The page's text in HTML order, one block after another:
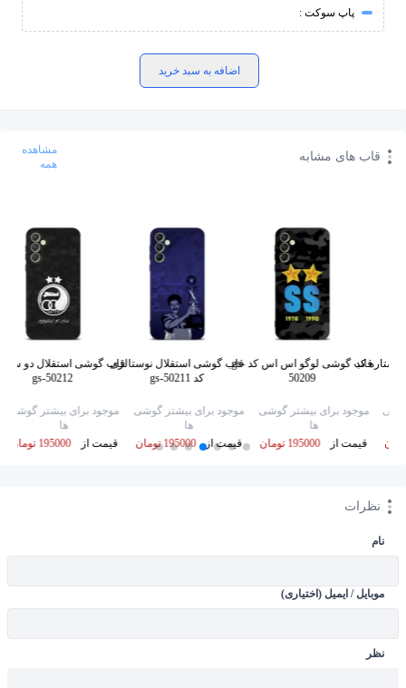
پاپ سوکت :
اضافه به سبد خرید
قاب های مشابه
مشاهده
همه
کد
قاب گوشی لوگو اس اس کد gs-
50209
موجود برای بیشتر گوشی
ها
قیمت از
195000 تومان
قاب گوشی استقلال نوستالژی
کد gs-50211
موجود برای بیشتر گوشی
ها
قیمت از
195000 تومان
قاب گوشی استقلال دو
gs-50212
موجود برای بیشتر گوشی
ها
قیمت از
195000 تومان
نظرات
نام
موبایل / ایمیل (اختیاری)
نظر